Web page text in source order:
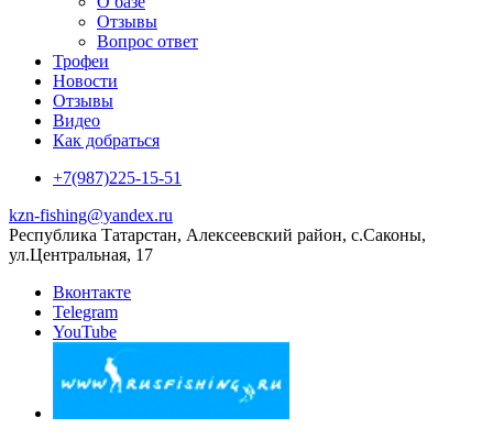
Отзывы
Вопрос ответ
Трофеи
Новости
Отзывы
Видео
Как добраться
+7(987)225-15-51
kzn-fishing@yandex.ru
Республика Татарстан, Алексеевский район, с.Саконы,
ул.Центральная, 17
Вконтакте
Telegram
YouTube